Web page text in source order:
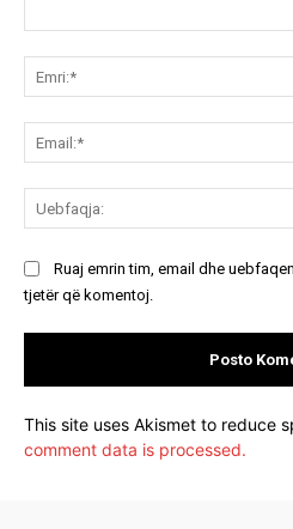
Ruaj emrin tim, email dhe
tjetër që komentoj.
This site uses Akismet to reduce
comment data is processed.